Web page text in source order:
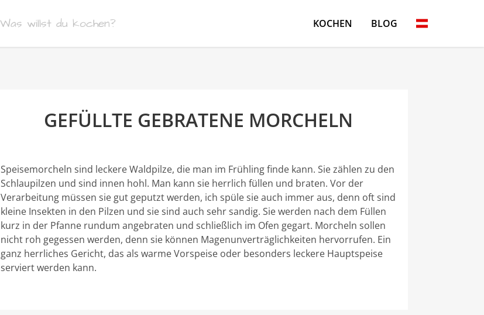
KOCHEN BLOG
GEFÜLLTE GEBRATENE MORCHELN
Speisemorcheln sind leckere Waldpilze, die man im Frühling finde kann. Sie zählen zu den
Schlaupilzen und sind innen hohl. Man kann sie herrlich füllen und braten. Vor der
Verarbeitung müssen sie gut geputzt werden, ich spüle sie auch immer aus, denn oft sind
kleine Insekten in den Pilzen und sie sind auch sehr sandig. Sie werden nach dem Füllen
kurz in der Pfanne rundum angebraten und schließlich im Ofen gegart. Morcheln sollen
nicht roh gegessen werden, denn sie können Magenunverträglichkeiten hervorrufen. Ein
ganz herrliches Gericht, das als warme Vorspeise oder besonders leckere Hauptspeise
serviert werden kann.